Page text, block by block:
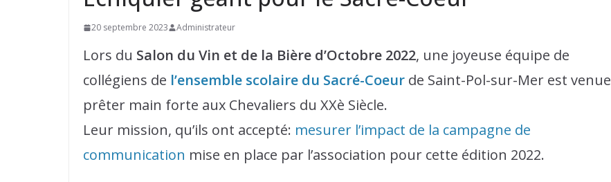
20 septembre 2023 Administrateur
Lors du Salon du Vin et de la Bière d’Octobre 2022, une joyeuse équipe de
collégiens de l’ensemble scolaire du Sacré-Coeurde Saint-Pol-sur-Mer est venue
prêter main forte aux Chevaliers du XXè Siècle.
Leur mission, qu’ils ont accepté: mesurer l’impact de la campagne de
communication mise en place par l’association pour cette édition 2022.